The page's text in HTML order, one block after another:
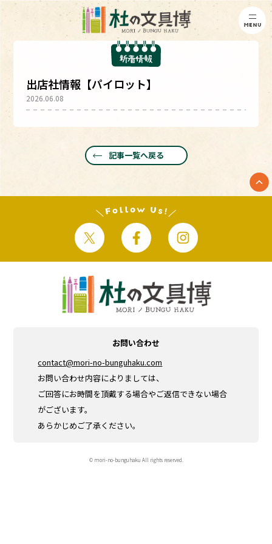
出店社情報【パイロット】
2026.06.08
記事一覧へ戻る
お問い合わせ
contact@mori-no-bunguhaku.com
お問い合わせ内容によりましては、
ご回答にお時間を頂戴する場合やご返信できない場合
がございます。
あらかじめご了承ください。
© mori-no-bunguhaku All rights reserved.